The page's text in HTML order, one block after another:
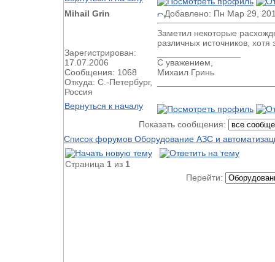
Mihail Grin
Зарегистрирован:
17.07.2006
Сообщения: 1068
Откуда: С.-Петербург,
Россия
Добавлено: Пн Мар 29,
Заметил некоторые
различных источников,
С уважением,
Михаил Гринь
Вернуться к началу
Показать сообщения:
Список форумов Оборудование АЗС и
Страница 1 из 1
Перейти: